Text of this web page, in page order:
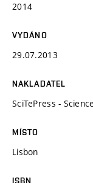
2014
VYDÁNO
29.07.2013
NAKLADATEL
SciTePress -
MÍSTO
Lisbon
ISBN